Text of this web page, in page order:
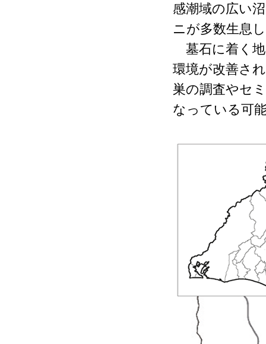
感潮域の広い
ニが多数生息
墓石に着く
環境が改善さ
巣の調査やセ
なっている可